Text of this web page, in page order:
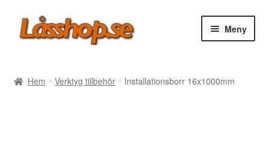
Hoppa
till
Hoppa
till
Meny
Hem Verktyg tillbehör Installationsborr 16x1000mm